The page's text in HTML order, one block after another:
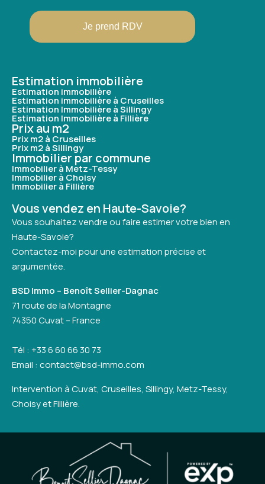
Je prend RDV
Estimation immobilière
Estimation immobilière
Estimation immobilière à Cruseilles
Estimation Immobilière à Sillingy
Estimation Immobilière à Fillière
Prix au m2
Prix m2 à Cruseilles
Prix m2 à Sillingy
Immobilier par commune
Immobilier à Metz-Tessy
Immobilier à Choisy
Immobilier à Fillière
Vous vendez en Haute-Savoie?
Vous souhaitez vendre ou faire estimer votre bien en
Haute-Savoie?
Contactez-moi pour une estimation précise et
argumentée.
BSD Immo – Benoît Sellier-Dagnac
71 route de la Montagne
74350 Cuvat – France
Tél : +33 6 60 66 30 73
Email : contact@bsd-immo.com
Intervention à Cuvat, Cruseilles, Sillingy, Metz-Tessy,
Choisy et Fillière.